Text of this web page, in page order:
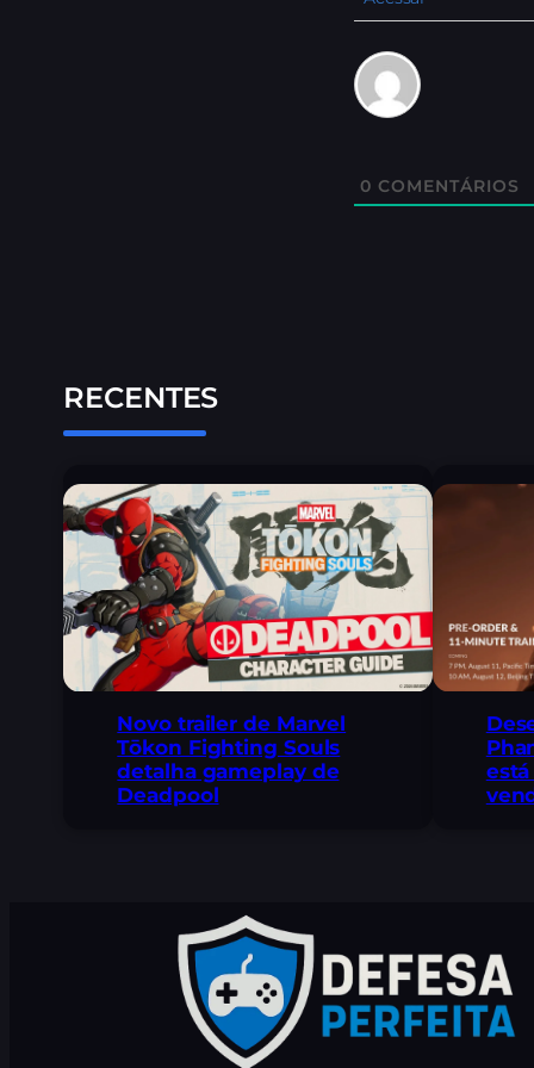
0 COMENTÁRIOS
RECENTES
Novo trailer de Marvel
Tōkon Fighting Souls
detalha gameplay de
Deadpool